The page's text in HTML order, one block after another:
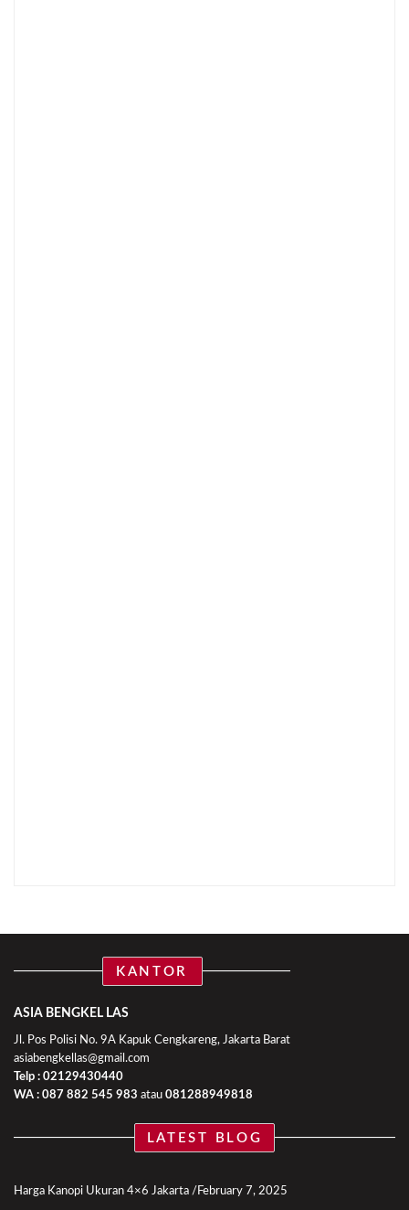
KANTOR
ASIA BENGKEL LAS
Jl. Pos Polisi No. 9A Kapuk Cengkareng, Jakarta Barat
asiabengkellas@gmail.com
Telp : 02129430440
WA : 087 882 545 983 atau 081288949818
LATEST BLOG
Harga Kanopi Ukuran 4×6 Jakarta February 7, 2025